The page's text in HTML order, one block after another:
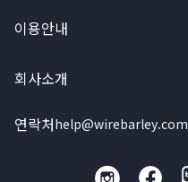
이용안내
회사소개
연락처help@wirebarley.com